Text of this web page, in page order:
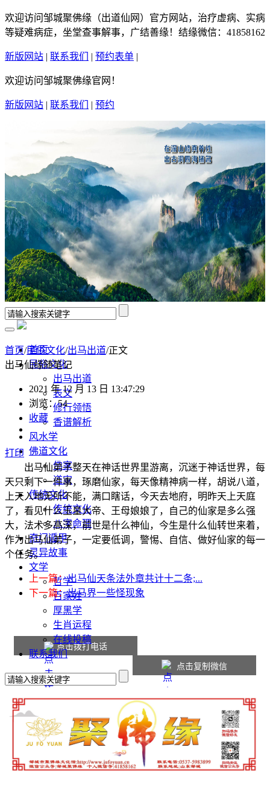
欢迎访问邹城聚佛缘（出道仙网）官方网站，治疗虚病、实病
等疑难病症，坐堂查事解事，广结善缘！结缘微信：41858162
新版网站 | 联系我们 | 预约表单 |
欢迎访问邹城聚佛缘官网！
新版网站 | 联系我们 | 预约
首页
民俗文化
出马出道
表文
修行领悟
香谱解析
风水学
佛道文化
佛家
道家
传统文化
传统文化
八字命理
奇门遁甲
灵异故事
文学
哲学
百家姓
厚黑学
生肖运程
在线投稿
联系我们
首页/民俗文化/出马出道/正文
出马仙缘随笔记
2021 年 12 月 13 日 13:47:29
浏览：54
收藏
打印
出马仙弟子整天在神话世界里游离，沉迷于神话世界，每
天只剩下一件事，琢磨仙家，每天像精神病一样，胡说八道，
上天入地无所不能，满口瞎话，今天去地府，明昨天上天庭
了，看见什么玉皇大帝、王母娘娘了，自己的仙家是多么强
大，法术多高深，前世是什么神仙，今生是什么仙转世来着，
作为出马仙弟子，一定要低调，警惕、自信、做好仙家的每一
个任务。
上一篇：出马仙天条法外章共计十二条;...
下一篇：出马界一些怪现象
点击拨打电话
点击复制微信